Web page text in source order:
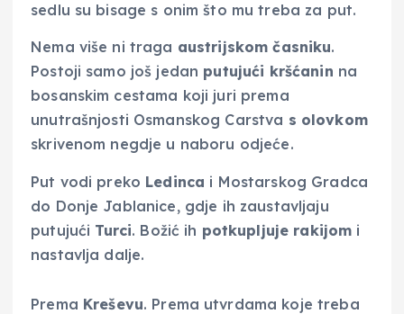
sedlu su bisage s onim što mu treba za put.
Nema više ni traga austrijskom časniku.
Postoji samo još jedan putujući kršćanin na
bosanskim cestama koji juri prema
unutrašnjosti Osmanskog Carstva s olovkom
skrivenom negdje u naboru odjeće.
Put vodi preko Ledinca i Mostarskog Gradca
do Donje Jablanice, gdje ih zaustavljaju
putujući Turci. Božić ih potkupljuje rakijom i
nastavlja dalje.
Prema Kreševu. Prema utvrdama koje treba